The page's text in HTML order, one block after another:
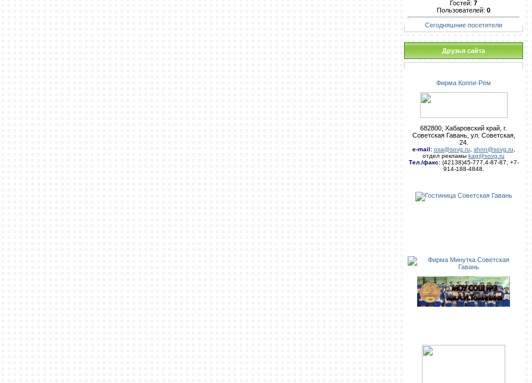
Гостей: 7
Пользователей: 0
Сегодняшние посетители
Друзья сайта
Фирма Коппи-Рем
682800, Хабаровский край, г.
Советская Гавань, ул. Советская,
24.
e-mail: osa@sovg.ru shnn@sovg.ru
отдел рекламы kag@sovg.ru
Тел./факс:(42138)45-777,4-87-87, +7-
914-188-4848.